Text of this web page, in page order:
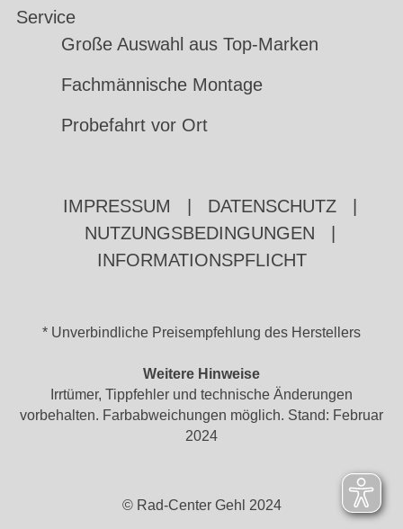
Service
Große Auswahl aus Top-Marken
Fachmännische Montage
Probefahrt vor Ort
IMPRESSUM DATENSCHUTZ
NUTZUNGSBEDINGUNGEN
INFORMATIONSPFLICHT
* Unverbindliche Preisempfehlung des Herstellers
Weitere Hinweise
Irrtümer, Tippfehler und technische Änderungen
vorbehalten. Farbabweichungen möglich. Stand: Februar
2024
© Rad-Center Gehl 2024